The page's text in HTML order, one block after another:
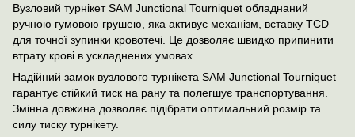
Вузловий турнікет SAM Junctional Tourniquet обладнаний
ручною гумовою грушею, яка активує механізм, вставку TCD
для точної зупинки кровотечі. Це дозволяє швидко припинити
втрату крові в ускладнених умовах.
Надійний замок вузлового турнікета SAM Junctional Tourniquet
гарантує стійкий тиск на рану та полегшує транспортування.
Змінна довжина дозволяє підібрати оптимальний розмір та
силу тиску турнікету.